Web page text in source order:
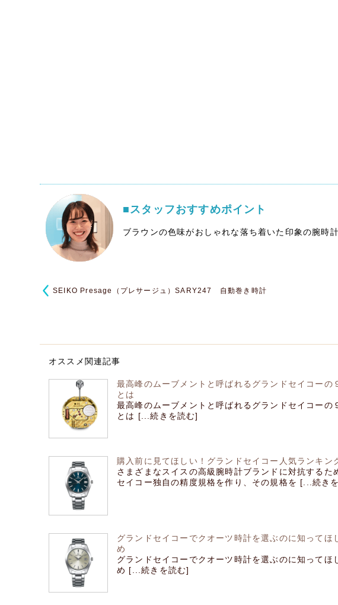
■スタッフおすすめポイント
ブラウンの色味がおしゃれな落ち着いた印象の腕時計
SEIKO Presage（プレサージュ）SARY247 自動巻き時計
オススメ関連記事
最高峰のムーブメントと呼ばれるグランドセイコーの
とは
最高峰のムーブメントと呼ばれるグランドセイコーの
とは [...続きを読む]
購入前に見てほしい！グランドセイコー人気ランキン
さまざまなスイスの高級腕時計ブランドに対抗するた
セイコー独自の精度規格を作り、その規格を [...続き
グランドセイコーでクオーツ時計を選ぶのに知ってほ
め
グランドセイコーでクオーツ時計を選ぶのに知ってほ
め [...続きを読む]